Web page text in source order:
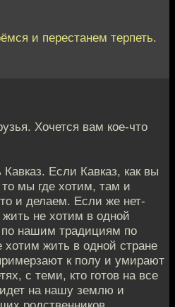
и перестанем терпеть.
Хочется вам кое-что
Если Кавказ, как вы
то мы где хотим, там и
и делаем. Если же нет-
не хотим в одной
нашим традициям по
жить в одной стране
к полу и умирают
с теми, кто готов на все
на нашу землю и